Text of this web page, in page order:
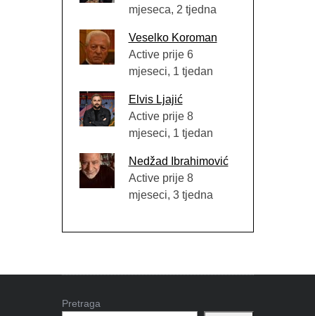
mjeseca, 2 tjedna
Veselko Koroman
Active prije 6
mjeseci, 1 tjedan
Elvis Ljajić
Active prije 8
mjeseci, 1 tjedan
Nedžad Ibrahimović
Active prije 8
mjeseci, 3 tjedna
Pretraga